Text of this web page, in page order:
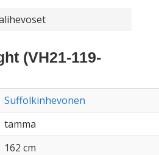
(VH21-119-
Suffolkinhevonen
tamma
162 cm